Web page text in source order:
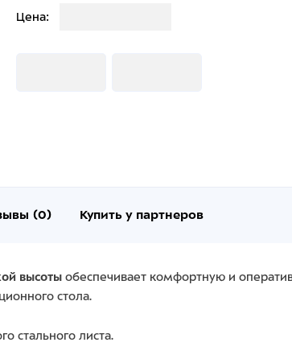
Цена:
(0) Купить у партнеров
высоты обеспечивает комфортную и
стола.
стального листа.